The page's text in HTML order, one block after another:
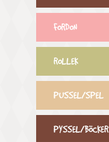
FORDON
ROLLEK
PUSSEL/SPEL
PYSSEL/BÖCKER